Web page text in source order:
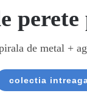
de metal +
colectia